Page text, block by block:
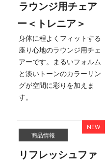
ラウンジ用チェア
ー＜トレニア＞
身体に程よくフィットする
座り心地のラウンジ用チェ
アーです。まるいフォルム
と淡いトーンのカラーリン
グが空間に彩りを加えま
す。
商品情報
リフレッシュファ